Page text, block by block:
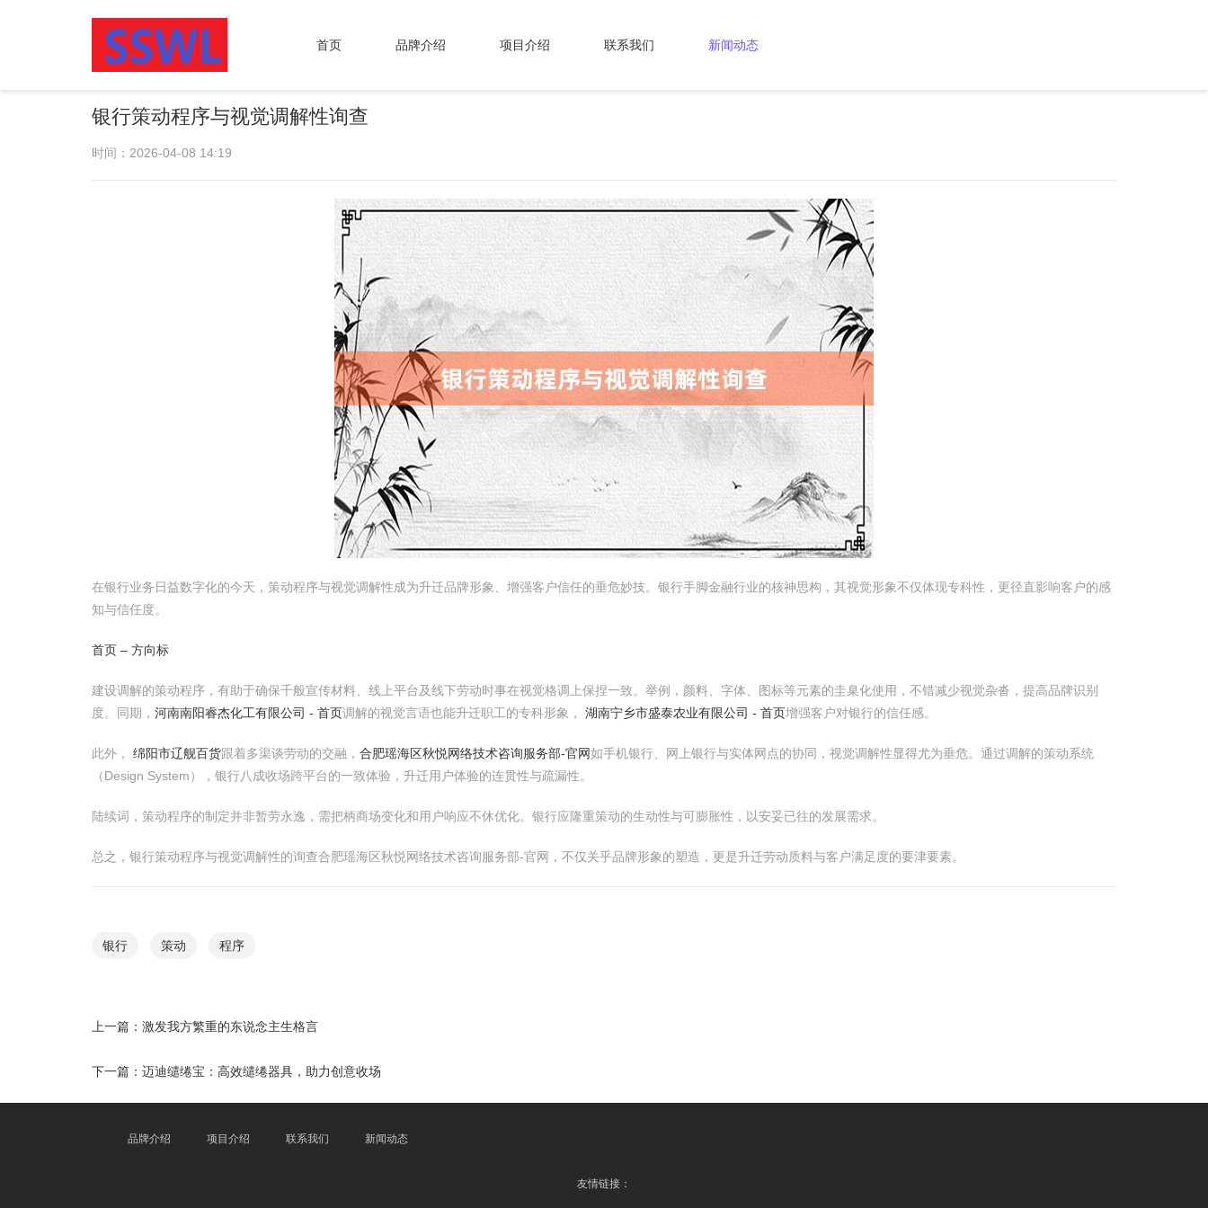
首页 品牌介绍 项目介绍 联系我们 新闻动态
银行策动程序与视觉调解性询查
时间：2026-04-08 14:19
在银行业务日益数字化的今天，策动程序与视觉调解性成为升迁品牌形象、增强客户信任的垂危妙技。银行手脚金融行业的核神思构，其视觉形象不仅体现专科性，更径直影响客户的感
知与信任度。
首页 – 方向标
建设调解的策动程序，有助于确保千般宣传材料、线上平台及线下劳动时事在视觉格调上保捏一致。举例，颜料、字体、图标等元素的圭臬化使用，不错减少视觉杂沓，提高品牌识别
度。同期， 河南南阳睿杰化工有限公司 - 首页调解的视觉言语也能升迁职工的专科形象， 湖南宁乡市盛泰农业有限公司 - 首页增强客户对银行的信任感。
此外， 绵阳市辽舰百货跟着多渠谈劳动的交融， 合肥瑶海区秋悦网络技术咨询服务部-官网如手机银行、网上银行与实体网点的协同，视觉调解性显得尤为垂危。通过调解的策动系统
（Design System），银行八成收场跨平台的一致体验，升迁用户体验的连贯性与疏漏性。
陆续词，策动程序的制定并非暂劳永逸，需把柄商场变化和用户响应不休优化。银行应隆重策动的生动性与可膨胀性，以安妥已往的发展需求。
总之，银行策动程序与视觉调解性的询查合肥瑶海区秋悦网络技术咨询服务部-官网，不仅关乎品牌形象的塑造，更是升迁劳动质料与客户满足度的要津要素。
银行 策动 程序
上一篇： 激发我方繁重的东说念主生格言
下一篇： 迈迪缱绻宝：高效缱绻器具，助力创意收场
品牌介绍 项目介绍 联系我们 新闻动态
友情链接：